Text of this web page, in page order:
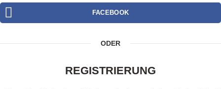
FACEBOOK
ODER
REGISTRIERUNG